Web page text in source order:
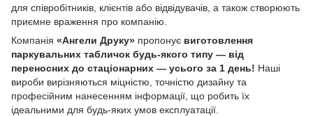
для співробітників, клієнтів або відвідувачів, а також створюють
приємне враження про компанію.
Компанія «Ангели Друку» пропонує виготовлення
паркувальних табличок будь-якого типу — від
переносних до стаціонарних — усього за 1 день! Наші
вироби вирізняються міцністю, точністю дизайну та
професійним нанесенням інформації, що робить їх
ідеальними для будь-яких умов експлуатації.